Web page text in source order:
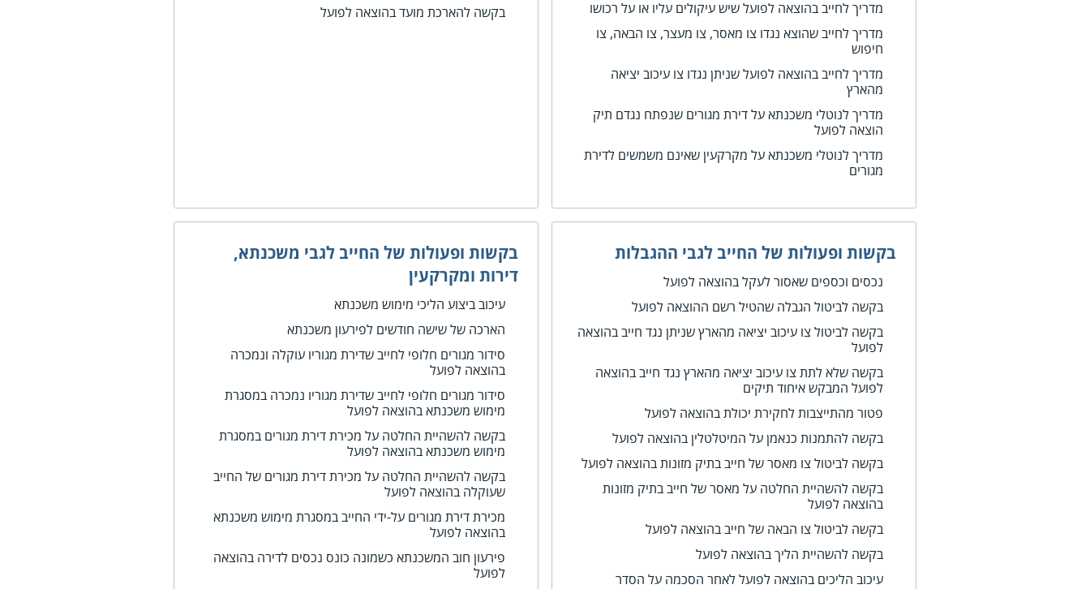
מדריך לחייב בהוצאה לפועל שיש עיקולים עליו או על רכושו
מדריך לחייב שהוצא נגדו צו מאסר, צו מעצר, צו הבאה, צו
חיפוש
מדריך לחייב בהוצאה לפועל שניתן נגדו צו עיכוב יציאה
מהארץ
מדריך לנוטלי משכנתא על דירת מגורים שנפתח נגדם תיק
הוצאה לפועל
מדריך לנוטלי משכנתא על מקרקעין שאינם משמשים לדירת
מגורים
בקשה להארכת מועד בהוצאה לפועל
בקשות ופעולות של החייב לגבי ההגבלות
נכסים וכספים שאסור לעקל בהוצאה לפועל
בקשה לביטול הגבלה שהטיל רשם ההוצאה לפועל
בקשה לביטול צו עיכוב יציאה מהארץ שניתן נגד חייב בהוצאה
לפועל
בקשה שלא לתת צו עיכוב יציאה מהארץ נגד חייב בהוצאה
לפועל המבקש איחוד תיקים
פטור מהתייצבות לחקירת יכולת בהוצאה לפועל
בקשה להתמנות כנאמן על המיטלטלין בהוצאה לפועל
בקשה לביטול צו מאסר של חייב בתיק מזונות בהוצאה לפועל
בקשה להשהיית החלטה על מאסר של חייב בתיק מזונות
בהוצאה לפועל
בקשה לביטול צו הבאה של חייב בהוצאה לפועל
בקשה להשהיית הליך בהוצאה לפועל
עיכוב הליכים בהוצאה לפועל לאחר הסכמה על הסדר
בקשות ופעולות של החייב לגבי משכנתא,
דירות ומקרקעין
עיכוב ביצוע הליכי מימוש משכנתא
הארכה של שישה חודשים לפירעון משכנתא
סידור מגורים חלופי לחייב שדירת מגוריו עוקלה ונמכרה
בהוצאה לפועל
סידור מגורים חלופי לחייב שדירת מגוריו נמכרה במסגרת
מימוש משכנתא בהוצאה לפועל
בקשה להשהיית החלטה על מכירת דירת מגורים במסגרת
מימוש משכנתא בהוצאה לפועל
בקשה להשהיית החלטה על מכירת דירת מגורים של החייב
שעוקלה בהוצאה לפועל
מכירת דירת מגורים על-ידי החייב במסגרת מימוש משכנתא
בהוצאה לפועל
פירעון חוב המשכנתא כשמונה כונס נכסים לדירה בהוצאה
לפועל